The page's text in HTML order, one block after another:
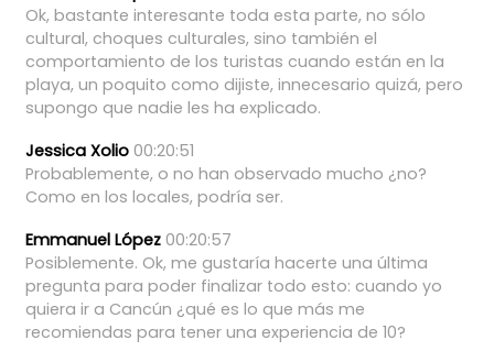
Ok, bastante interesante toda esta parte, no sólo
cultural, choques culturales, sino también el
comportamiento de los turistas cuando están en la
playa, un poquito como dijiste, innecesario quizá, pero
supongo que nadie les ha explicado.
Jessica Xolio 00:20:51
Probablemente, o no han observado mucho ¿no?
Como en los locales, podría ser.
Emmanuel López 00:20:57
Posiblemente. Ok, me gustaría hacerte una última
pregunta para poder finalizar todo esto: cuando yo
quiera ir a Cancún ¿qué es lo que más me
recomiendas para tener una experiencia de 10?